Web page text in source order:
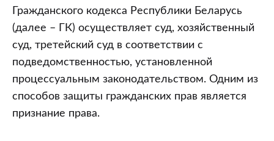
Гражданского кодекса Республики Беларусь
(далее – ГК) осуществляет суд, хозяйственный
суд, третейский суд в соответствии с
подведомственностью, установленной
процессуальным законодательством. Одним из
способов защиты гражданских прав является
признание права.